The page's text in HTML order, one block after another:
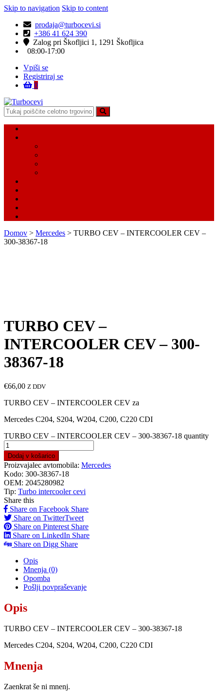
Skip to navigation Skip to content
prodaja@turbocevi.si
+386 41 624 390
Zalog pri Škofljici 1, 1291 Škofljica
08:00-17:00
Vpiši se
Registriraj se
0
Turbocevi
Turbo ideal – turbo cevi
Domov > Mercedes > TURBO CEV – INTERCOOLER CEV –
300-38367-18
TURBO CEV –
INTERCOOLER CEV – 300-
38367-18
€66,00 Z DDV
TURBO CEV – INTERCOOLER CEV za
Mercedes C204, S204, W204, C200, C220 CDI
TURBO CEV – INTERCOOLER CEV – 300-38367-18 quantity
Dodaj v košarico
Proizvajalec avtomobila: Mercedes
Kodo: 300-38367-18
OEM: 2045280982
Tip: Turbo intercooler cevi
Share this
Share on Facebook Share
Share on TwitterTweet
Share on Pinterest Share
Share on LinkedIn Share
Share on Digg Share
Opis
Mnenja (0)
Opomba
Pošlji povpraševanje
Opis
TURBO CEV – INTERCOOLER CEV – 300-38367-18
Mercedes C204, S204, W204, C200, C220 CDI
Mnenja
Zaenkrat še ni mnenj.